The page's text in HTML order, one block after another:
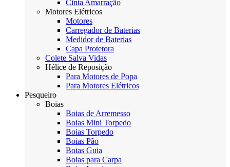
Cinta Amarração
Motores Elétricos
Motores
Carregador de Baterias
Medidor de Baterias
Capa Protetora
Colete Salva Vidas
Hélice de Reposição
Para Motores de Popa
Para Motores Elétricos
Pesqueiro
Boias
Boias de Arremesso
Boias Mini Torpedo
Boias Torpedo
Boias Pão
Boias Guia
Boias para Carpa